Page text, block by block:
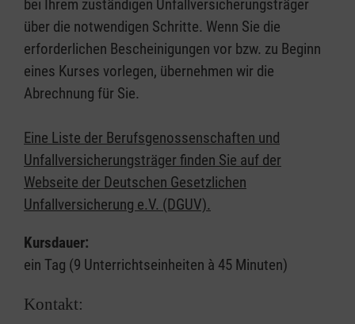
bei Ihrem zuständigen Unfallversicherungsträger
über die notwendigen Schritte. Wenn Sie die
erforderlichen Bescheinigungen vor bzw. zu Beginn
eines Kurses vorlegen, übernehmen wir die
Abrechnung für Sie.
Eine Liste der Berufsgenossenschaften und
Unfallversicherungsträger finden Sie auf der
Webseite der Deutschen Gesetzlichen
Unfallversicherung e.V. (DGUV).
Kursdauer:
ein Tag (9 Unterrichtseinheiten à 45 Minuten)
Kontakt: